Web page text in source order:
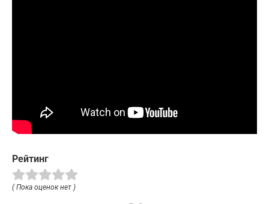
Рейтинг
( Пока оценок нет )